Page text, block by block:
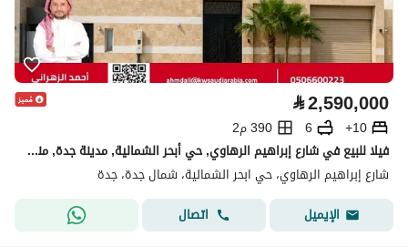
⃁2,590,000
10+
6
390 م2
فيلا للبيع في شارع إبراهيم الرهاوي, حي أبحر الشمالية, مدينة جدة, منطقة مكة المكرمة
شارع إبراهيم الرهاوي، حي ابحر الشمالية، شمال جدة، جدة
الإيميل
اتصال